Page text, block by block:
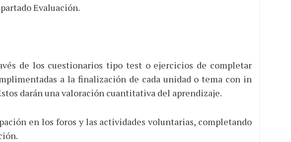
Evaluación.
de los cuestionarios tipo test o ejercicios de completar
a la finalización de cada unidad o tema con in
darán una valoración cuantitativa del aprendizaje.
en los foros y las actividades voluntarias, completando